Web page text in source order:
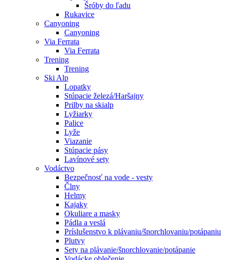
Šróby do ľadu
Rukavice
Canyoning
Canyoning
Via Ferrata
Via Ferrata
Trening
Trening
Ski Alp
Lopatky
Stúpacie železá/Haršajny
Prilby na skialp
Lyžiarky
Palice
Lyže
Viazanie
Stúpacie pásy
Lavínové sety
Vodáctvo
Bezpečnosť na vode - vesty
Člny
Helmy
Kajaky
Okuliare a masky
Pádla a veslá
Príslušenstvo k plávaniu/šnorchlovaniu/potápaniu
Plutvy
Sety na plávanie/šnorchlovanie/potápanie